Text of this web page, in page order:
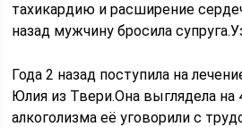
тахикардию и расширение
назад мужчину бросила
Года 2 назад поступила на
Юлия из Твери.Она выглядела на
алкоголизма её уговорили с